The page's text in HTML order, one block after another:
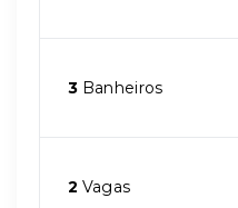
3 Banheiros
2 Vagas